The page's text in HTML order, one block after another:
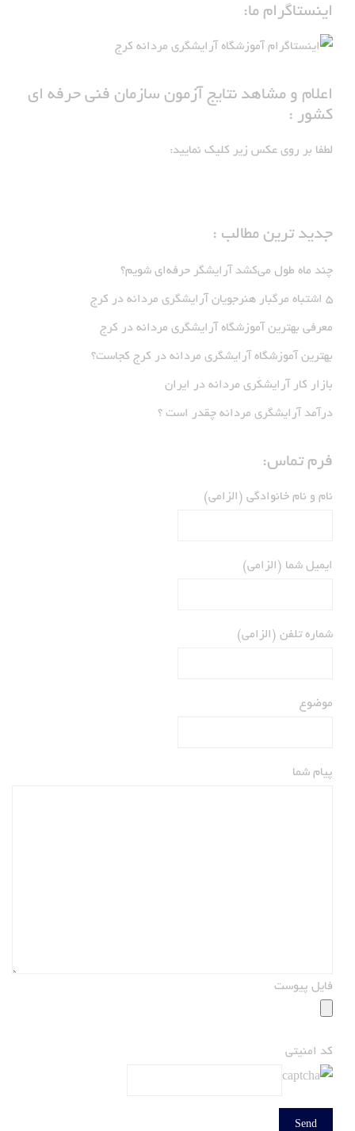
اینستاگرام ما:
اعلام و مشاهد نتایج آزمون سازمان فنی حرفه ای
کشور :
لطفا بر روی عکس زیر کلیک نمایید:
جدید ترین مطالب :
چند ماه طول می‌کشد آرایشگر حرفه‌ای شویم؟
5 اشتباه مرگبار هنرجویان آرایشگری مردانه در کرج
معرفی بهترین آموزشگاه آرایشگری مردانه در کرج
بهترین آموزشگاه آرایشگری مردانه در کرج کجاست؟
بازار كار آرايشكَرى مردانه در ايران
درآمد آرایشگری مردانه چقدر است ؟
فرم تماس:
نام و نام خانوادگی (الزامی)
ایمیل شما (الزامی)
شماره تلفن (الزامی)
موضوع
پیام شما
فایل پیوست
کد امنیتی